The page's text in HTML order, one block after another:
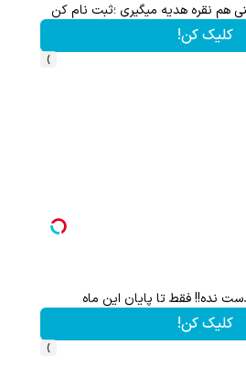
هم نقره هدیه میگیری ؛ثبت نام کن
کلیک کن!
›
نده!! فقط تا پایان این ماه
کلیک کن!
›